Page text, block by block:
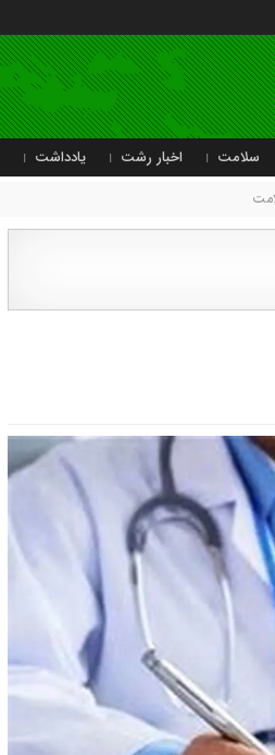
سلامت اخبار رشت یادداشت